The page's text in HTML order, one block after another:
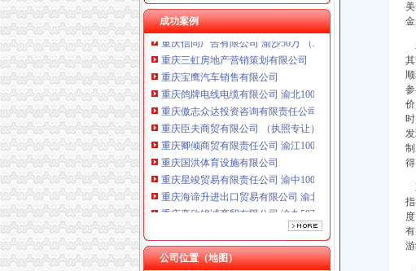
成功案例
重庆奕欣锦诚商贸有限公司 渝九50万 （工商注册）
重庆信同广告有限公司 渝沙50万 （工商注册）
重庆三虹房地产营销策划有限公司
重庆宝鹰汽车销售有限公司
重庆鸽牌电线电缆有限公司 渝北10010万 (进出口权)
重庆傲志众达投资咨询有限责任公司 渝九1000万 （增资）
重庆臣夫商贸有限公司 （执照专让）
重庆卿倾商贸有限责任公司 渝江100万 （工商注册）
重庆国洪体育设施有限公司
重庆星竣贸易有限责任公司 渝中100万 （进出口权）
重庆海谛升进出口贸易有限公司 渝北100万 （进出口权）
重庆奕欣锦诚商贸有限公司 渝九50万 （工商注册）
重庆信同广告有限公司 渝沙50万 （工商注册）
重庆三虹房地产营销策划有限公司
重庆宝鹰汽车销售有限公司
公司位置（地图）